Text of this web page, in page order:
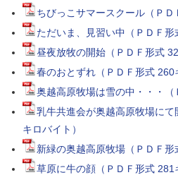
ちびっこサマースクール（ＰＤ
ただいま、見習い中（ＰＤＦ形
昼夜放牧の開始（ＰＤＦ形式
春のおとずれ（ＰＤＦ形式 260
奥越高原牧場は雪の中・・・（
乳牛共進会が奥越高原牧場に
キロバイト）
新緑の奥越高原牧場（ＰＤＦ形
草原に牛の顔（ＰＤＦ形式 281